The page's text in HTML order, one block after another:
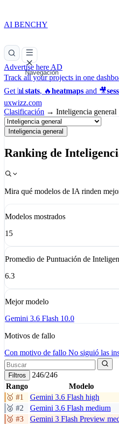
AI BENCHY
Navegación
Advertise here AD
Track all your projects in one
Get 📊 stats, 🔥heatmaps and 🎥
uxwizz.com
Clasificación → Inteligencia general
Inteligencia general
Ranking de
Mira qué modelos de IA rinden
Modelos mostrados
15
Promedio de Puntuación de
6.3
Mejor modelo
Gemini 3.6 Flash 10.0
Motivos de fallo
Con motivo de fallo No siguió las
Filtros
246/246
Rango
Modelo
🥇 #1
Gemini 3.6 Flash high
🥈 #2
Gemini 3.6 Flash medium
🥉 #3
Gemini 3 Flash Preview